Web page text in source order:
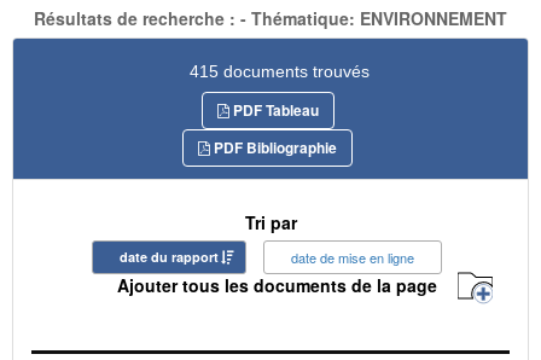
Résultats de recherche : - Thématique: ENVIRONNEMENT
415 documents trouvés
PDF Tableau
PDF Bibliographie
Tri par
date du rapport date de mise en ligne
Ajouter tous les documents de la page